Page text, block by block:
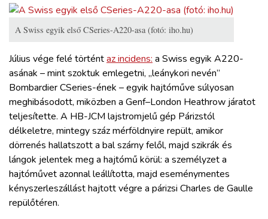
BLOG
WEBSHOP
BELÉPÉS
REGISZTRÁCIÓ
A Swiss egyik első CSeries-A220-asa (fotó: iho.hu)
Július vége felé történtaz incidens: a Swiss egyik A220-
asának – mint szoktuk emlegetni, „leánykori nevén”
Bombardier CSeries-ének – egyik hajtóműve súlyosan
meghibásodott, miközben a Genf–London Heathrow járatot
teljesítette. A HB-JCM lajstromjelű gép Párizstól
délkeletre, mintegy száz mérföldnyire repült, amikor
dörrenés hallatszott a bal szárny felől, majd szikrák és
lángok jelentek meg a hajtómű körül: a személyzet a
hajtóművet azonnal leállította, majd eseménymentes
kényszerleszállást hajtott végre a párizsi Charles de Gaulle
repülőtéren.